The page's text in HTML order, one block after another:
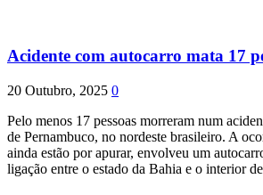
Acidente com autocarro mata 17
20 Outubro, 2025 0
Pelo menos 17 pessoas morreram num
de Pernambuco, no nordeste brasileiro. A
ainda estão por apurar, envolveu um
ligação entre o estado da Bahia e o interior de